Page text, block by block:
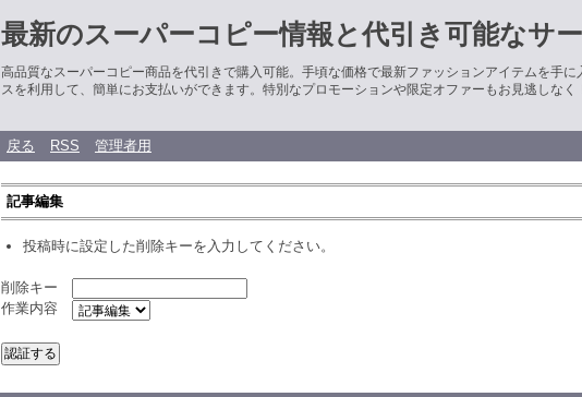
最新のスーパーコピー情報と代引き可能なサ
高品質なスーパーコピー商品を代引きで購入可能。手頃な価格で最新ファッションアイテムを手
スを利用して、簡単にお支払いができます。特別なプロモーションや限定オファーもお見逃しなく
戻る RSS 管理者用
記事編集
投稿時に設定した削除キーを入力してください。
削除キー
作業内容